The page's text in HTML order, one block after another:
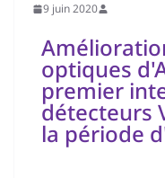
9 juin 2020
optiques
premier
détecteurs
la période